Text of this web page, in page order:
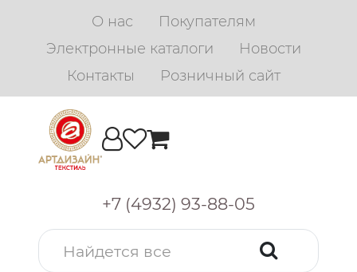
О нас
Покупателям
Электронные каталоги
Новости
Контакты
Розничный сайт
+7 (4932) 93-88-05